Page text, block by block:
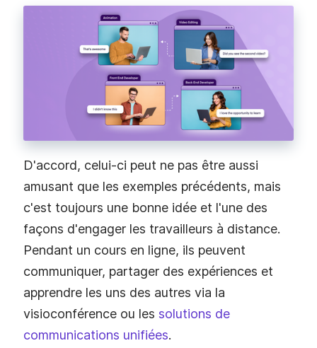
D'accord, celui-ci peut ne pas être aussi
amusant que les exemples précédents, mais
c'est toujours une bonne idée et l'une des
façons d'engager les travailleurs à distance.
Pendant un cours en ligne, ils peuvent
communiquer, partager des expériences et
apprendre les uns des autres via la
visioconférence ou les solutions de
communications unifiées.